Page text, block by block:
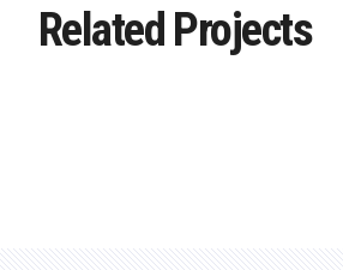
Related Projects